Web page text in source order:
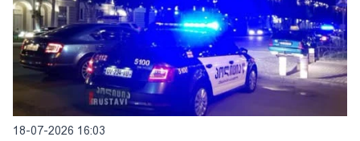
18-07-2026 16:03